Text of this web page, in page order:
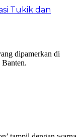
Tukik dan